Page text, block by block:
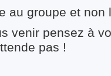
au groupe et non
venir pensez à
pas !